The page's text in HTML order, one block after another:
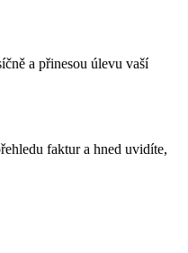
a přinesou úlevu vaší
faktur a hned uvidíte,